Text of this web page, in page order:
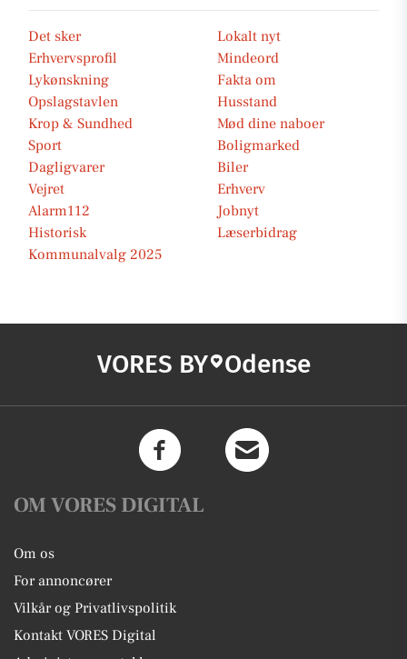
Det sker
Lokalt nyt
Erhvervsprofil
Mindeord
Lykønskning
Fakta om
Opslagstavlen
Husstand
Krop & Sundhed
Mød dine naboer
Sport
Boligmarked
Dagligvarer
Biler
Vejret
Erhverv
Alarm112
Jobnyt
Historisk
Læserbidrag
Kommunalvalg 2025
VORES BY Odense
OM VORES DIGITAL
Om os
For annoncører
Vilkår og Privatlivspolitik
Kontakt VORES Digital